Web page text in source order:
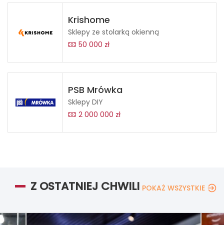
Krishome
Sklepy ze stolarką okienną
50 000 zł
PSB Mrówka
Sklepy DIY
2 000 000 zł
Z OSTATNIEJ CHWILI POKAŻ WSZYSTKIE